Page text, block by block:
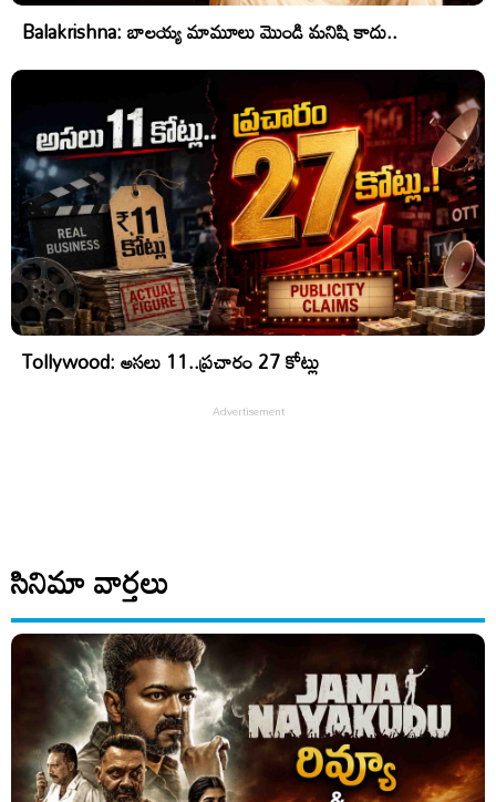
Balakrishna: బాలయ్య మామూలు మొండి మనిషి కాదు..
Tollywood: అసలు 11..ప్రచారం 27 కోట్లు
సినిమా వార్తలు